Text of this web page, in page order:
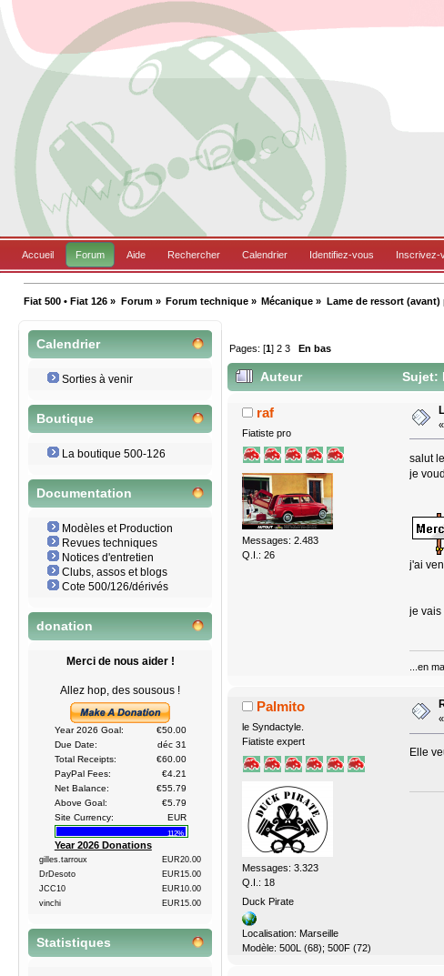
Accueil Forum Aide Rechercher Calendrier Identifiez-vous Inscrivez-
Fiat 500 • Fiat 126 » Forum» Forum technique» Mécanique » Lame de ressort (avant)
Calendrier
Sorties à venir
Boutique
La boutique 500-126
Documentation
Modèles et Production
Revues techniques
Notices d'entretien
Clubs, assos et blogs
Cote 500/126/dérivés
donation
Merci de nous aider !
Allez hop, des sousous !
Year 2026 Goal:
€50.00
Due Date:
déc 31
Total Receipts:
€60.00
PayPal Fees:
€4.21
Net Balance:
€55.79
Above Goal:
€5.79
Site Currency:
EUR
112%
Year 2026 Donations
gilles.tarroux
EUR20.00
DrDesoto
EUR15.00
JCC10
EUR10.00
vinchi
EUR15.00
Statistiques
Pages: [1]2 3 En bas
Auteur Sujet:
raf
Fiatiste pro
Messages: 2.483
Q.I.: 26
«
salut
je
j'ai
je vais
...en
Palmito
le Syndactyle.
Fiatiste expert
Messages: 3.323
Q.I.: 18
Duck Pirate
Localisation: Marseille
Modèle: 500L (68); 500F (72)
«
Elle